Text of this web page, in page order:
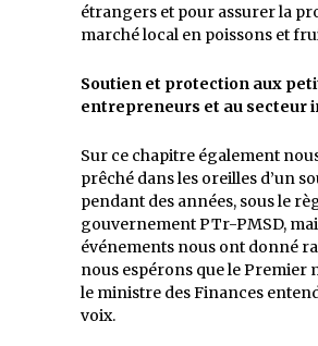
étrangers et pour assurer la
marché local en poissons et
Soutien et protection aux
entrepreneurs et au secteur
Sur ce chapitre également
prêché dans les oreilles d’un
pendant des années, sous le
gouvernement PTr-PMSD,
événements nous ont donné
nous espérons que le Premier
le ministre des Finances
voix.